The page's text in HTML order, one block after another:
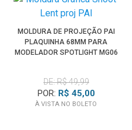
MOLDURA DE PROJEÇÃO PAI
PLAQUINHA 68MM PARA
MODELADOR SPOTLIGHT MG06
DE: R$ 49,99
POR: R$ 45,00
À VISTA NO BOLETO